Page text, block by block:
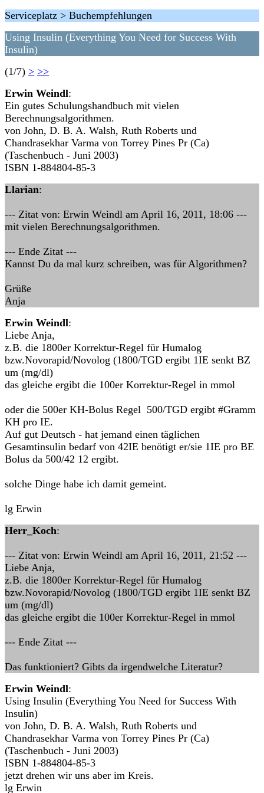
Serviceplatz > Buchempfehlungen
Using Insulin (Everything You Need for Success With
Insulin)
(1/7) > >>
Erwin Weindl:
Ein gutes Schulungshandbuch mit vielen
Berechnungsalgorithmen.
von John, D. B. A. Walsh, Ruth Roberts und
Chandrasekhar Varma von Torrey Pines Pr (Ca)
(Taschenbuch - Juni 2003)
ISBN 1-884804-85-3
Llarian:
--- Zitat von: Erwin Weindl am April 16, 2011, 18:06 ---
mit vielen Berechnungsalgorithmen.
--- Ende Zitat ---
Kannst Du da mal kurz schreiben, was für Algorithmen?
Grüße
Anja
Erwin Weindl:
Liebe Anja,
z.B. die 1800er Korrektur-Regel für Humalog
bzw.Novorapid/Novolog (1800/TGD ergibt 1IE senkt BZ
um (mg/dl)
das gleiche ergibt die 100er Korrektur-Regel in mmol
oder die 500er KH-Bolus Regel 500/TGD ergibt #Gramm
KH pro IE.
Auf gut Deutsch - hat jemand einen täglichen
Gesamtinsulin bedarf von 42IE benötigt er/sie 1IE pro BE
Bolus da 500/42 12 ergibt.
solche Dinge habe ich damit gemeint.
lg Erwin
Herr_Koch:
--- Zitat von: Erwin Weindl am April 16, 2011, 21:52 ---
Liebe Anja,
z.B. die 1800er Korrektur-Regel für Humalog
bzw.Novorapid/Novolog (1800/TGD ergibt 1IE senkt BZ
um (mg/dl)
das gleiche ergibt die 100er Korrektur-Regel in mmol
--- Ende Zitat ---
Das funktioniert? Gibts da irgendwelche Literatur?
Erwin Weindl:
Using Insulin (Everything You Need for Success With
Insulin)
von John, D. B. A. Walsh, Ruth Roberts und
Chandrasekhar Varma von Torrey Pines Pr (Ca)
(Taschenbuch - Juni 2003)
ISBN 1-884804-85-3
jetzt drehen wir uns aber im Kreis.
lg Erwin